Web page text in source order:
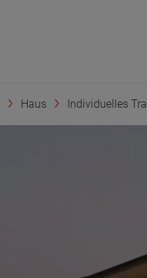
Haus Individuelles